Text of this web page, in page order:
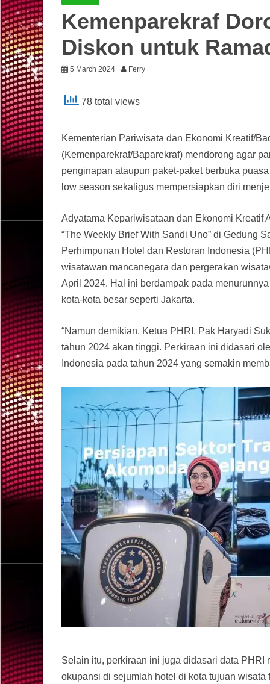
Kemenparekraf
Diskon untuk
5 March 2024 Ferry
78 total views
Kementerian Pariwisata dan Ekonomi Kreatif/
(Kemenparekraf/Baparekraf) mendorong agar
penginapan ataupun paket-paket berbuka
low season sekaligus mempersiapkan diri
Adyatama Kepariwisataan dan Ekonomi Kreatif
“The Weekly Brief With Sandi Uno” di Gedung
Perhimpunan Hotel dan Restoran Indonesia
wisatawan mancanegara dan pergerakan
April 2024. Hal ini berdampak pada
kota-kota besar seperti Jakarta.
“Namun demikian, Ketua PHRI, Pak Haryadi
tahun 2024 akan tinggi. Perkiraan ini didasari
Indonesia pada tahun 2024 yang semakin
Selain itu, perkiraan ini juga didasari data
okupansi di sejumlah hotel di kota tujuan